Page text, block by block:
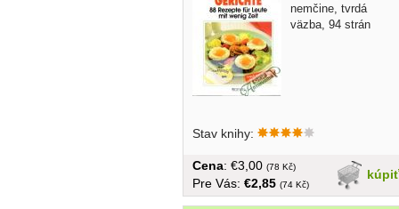
nemčine, tvrdá
väzba, 94 strán
Stav knihy:
kúpiť
Cena: €3,00 (78 Kč)
Pre Vás: €2,85 (74 Kč)